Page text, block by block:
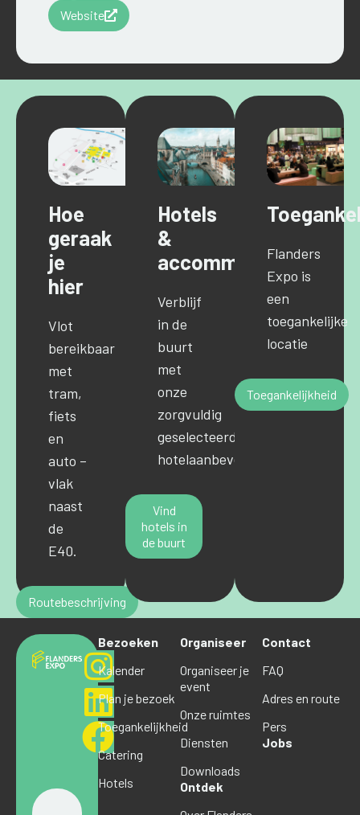
Website
Hoe
geraak
je
hier
Vlot
bereikbaar
met
tram,
fiets
en
auto –
vlak
naast
de
E40.
Routebeschrijving
Hotels
&
accommodaties
Verblijf
in de
buurt
met
onze
zorgvuldig
geselecteerde
hotelaanbevelingen.
Vind
hotels in
de buurt
Flanders
Expo is
een
toegankelijke
locatie
Toegankelijkheid
Bezoeken
Kalender
Plan je bezoek
Toegankelijkheid
Catering
Hotels
Organiseer
Organiseer je
event
Onze ruimtes
Diensten
Downloads
Ontdek
Contact
FAQ
Adres en route
Pers
Jobs